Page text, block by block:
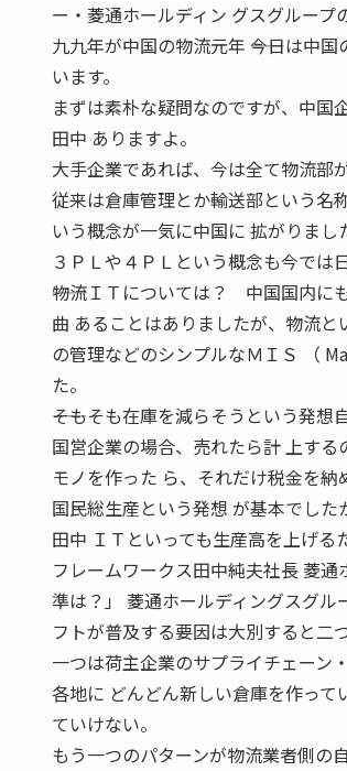
ー・菱通ホールディン グスグループ
九九年が中国の物流元年 ――今日は中
います。
まずは素朴な疑問なのですが、中国
田中 ありますよ。
大手企業であれば、今は全て物流部
従来は倉庫管理とか輸送部という名
いう概念が一気に中国に 拡がりまし
３ＰＬや４ＰＬという概念も今では
――物流ＩＴについては？ 中国国内に
曲 あることはありましたが、物流
の管理などのシンプルなＭＩＳ （
た。
――そもそも在庫を減らそうという発
国営企業の場合、売れたら計 上する
モノを作った ら、それだけ税金を納
国民総生産という発想 が基本でした
田中 ＩＴといっても生産高を上げる
フレームワークス田中純夫社長 菱
準は？」 菱通ホールディングスグ
フトが普及する要因は大別すると二
一つは荷主企業のサプライチェーン
各地に どんどん新しい倉庫を作っ
ていけない。
もう一つのパターンが物流業者側の